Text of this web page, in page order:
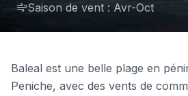
Saison de vent : Avr-Oct
Baleal est une belle plage en
Peniche, avec des vents de